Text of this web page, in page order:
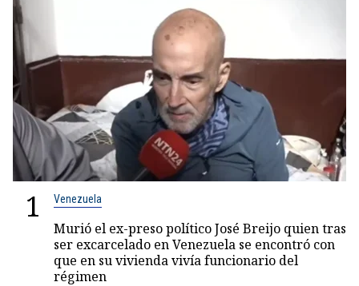
1 Venezuela
Murió el ex-preso político José Breijo quien tras
ser excarcelado en Venezuela se encontró con
que en su vivienda vivía funcionario del
régimen